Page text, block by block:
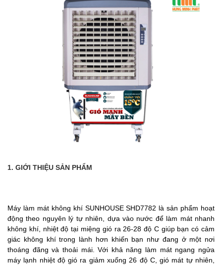
1. GIỚI THIỆU SẢN PHẨM
Máy làm mát không khí SUNHOUSE SHD7782 là sản phẩm hoạt
động theo nguyên lý tự nhiên, dựa vào nước để làm mát nhanh
không khí, nhiệt độ tại miệng gió ra 26-28 độ C giúp bạn có cảm
giác không khí trong lành hơn khiến bạn như đang ở một nơi
thoáng đãng và thoải mái. Với khả năng làm mát ngang ngửa
máy lạnh nhiệt độ gió ra giảm xuống 26 độ C, gió mát tự nhiên,